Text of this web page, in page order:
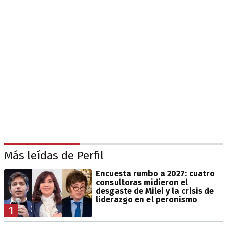
Más leídas de Perfil
1
Encuesta rumbo a 2027: cuatro
consultoras midieron el
desgaste de Milei y la crisis de
liderazgo en el peronismo